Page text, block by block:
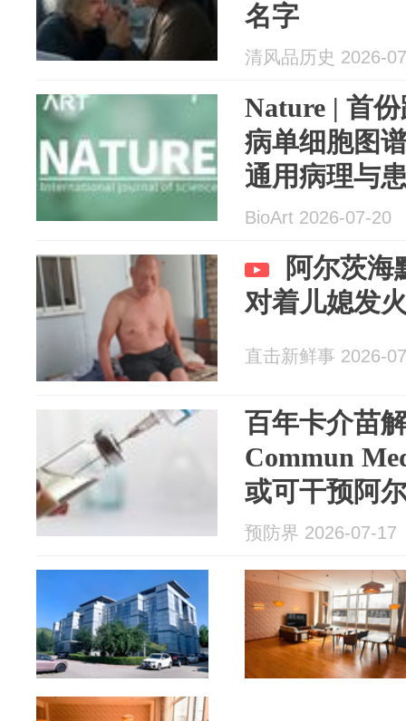
名字
清风品历史 2026-
Nature | 首
病单细胞图
通用病理与
BioArt 2026-07-20
阿尔茨海
对着儿媳发
直击新鲜事 2026-
百年卡介苗
Commun
或可干预阿
预防界 2026-07-17